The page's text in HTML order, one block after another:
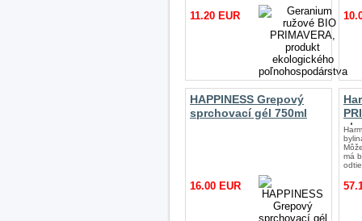
11.20 EUR
HAPPINESS Grepový
sprchovací gél 750ml
16.00 EUR
má